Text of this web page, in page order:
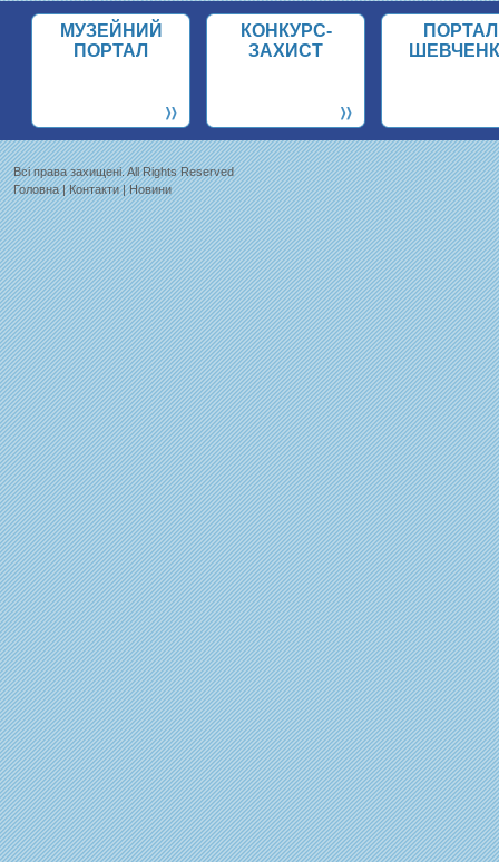
МУЗЕЙНИЙ
ПОРТАЛ
КОНКУРС-
ЗАХИСТ
ПОРТАЛ
Всi права захищенi. All Rights Reserved
Головна |Контакти |Новини